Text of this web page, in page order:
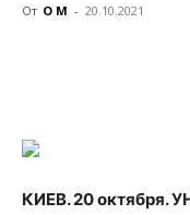
От О М - 20.10.2021
КИЕВ. 20 октября.